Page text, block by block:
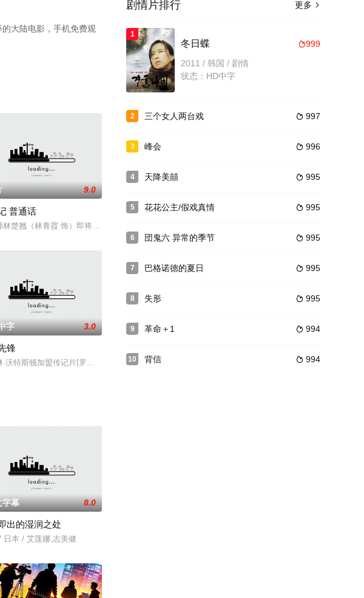
大陆电影，手机免费观
爱丽丝在游轮
路，居住于瑟兰的钢铁工人法布里斯也未能幸免于难。原本
联合出品并承制，邓象平出品、知名青年导演杨木生执导的一部亲情伦理剧情长片。影片主要讲述的是
9.0
普通话
林楚翘（林青霞 饰）即将移民加拿大，却在临行前收到一封恐吓信。信中威胁林支付100万，否则将其
字 3.0
锋
·沃特斯顿加盟传记片[罗尔德·阿蒙森]。导演艾斯彭·山德伯格([加勒比海盗5：死无对证])。影片聚焦挪威
双胞胎妹妹瑞音时，瑞真孤
仇”，“娘娘索命”等一连串妖异事件，张天盛虽被种种诡怪
人事件，勘案过程中，牵引出“婴胎报仇”，“娘娘索命”等一连串妖异事件，张天盛虽被种种诡怪
字幕 8.0
出的湿润之处
日本 / 艾莲娜,志美健
更多 
剧情片排行
1
999
冬日蝶
2011 / 韩国 / 剧情
状态：HD中字
2  997
三个女人两台戏
3  996
峰会
4  995
天降美囍
5  995
花花公主/假戏真情
6  995
団鬼六 异常的季节
7  995
巴格诺德的夏日
8  995
失形
9  994
革命＋1
10  994
背信